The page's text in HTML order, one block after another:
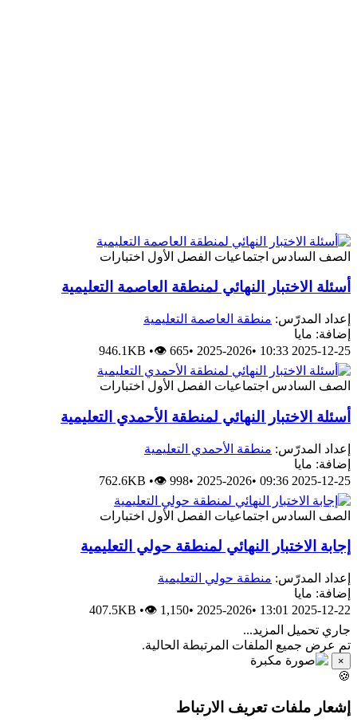
السادس اجتماعيات الفصل الأول اختبارات
الاختبار النهائي لمنطقة العاصمة التعليمية
المدرّس: منطقة العاصمة التعليمية
مايا
2025-12-25
•
2025-2026
•
946.1KB •👁 665
السادس اجتماعيات الفصل الأول اختبارات
الاختبار النهائي لمنطقة الأحمدي التعليمية
المدرّس: منطقة الأحمدي التعليمية
مايا
2025-12-25
•
2025-2026
•
762.6KB •👁 998
السادس اجتماعيات الفصل الأول اختبارات
الاختبار النهائي لمنطقة حولي التعليمية
المدرّس: منطقة حولي التعليمية
مايا
2025-12-22
•
2025-2026
•
407.5KB •👁 1,150
تحميل المزيد...
عرض جميع الملفات المرتبطة الحالية.
ملفات تعريف الارتباط